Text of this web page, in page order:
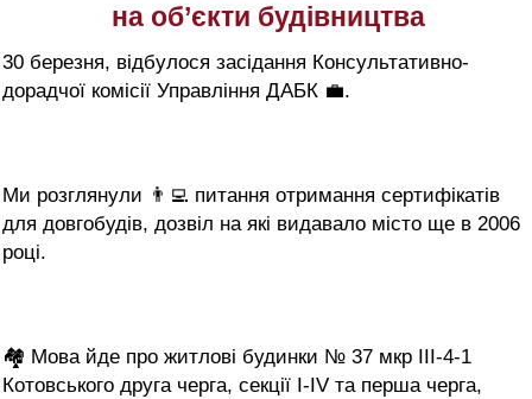
на об’єкти будівництва
30 березня, відбулося засідання Консультативно-
дорадчої комісії Управління ДАБК 💼.
Ми розглянули 👨‍💻 питання отримання сертифікатів
для довгобудів, дозвіл на які видавало місто ще в 2006
році.
🏘 Мова йде про житлові будинки № 37 мкр ІІІ-4-1
Котовського друга черга, секції I-IV та перша черга,